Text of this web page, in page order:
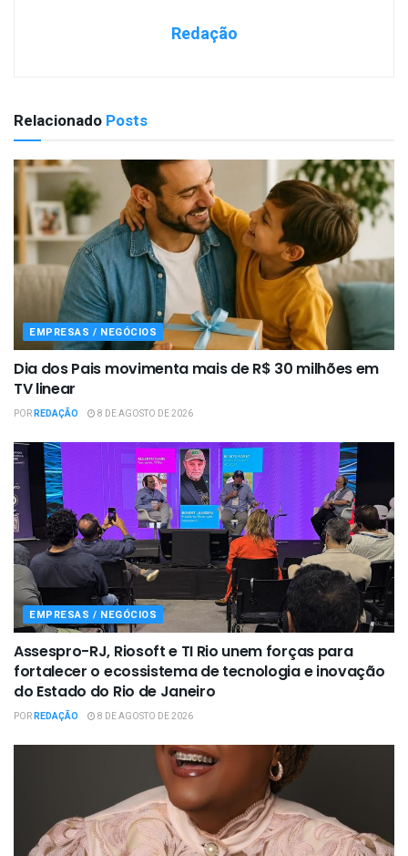
Redação
Relacionado Posts
EMPRESAS / NEGÓCIOS
Dia dos Pais movimenta mais de R$ 30 milhões em
TV linear
PORREDAÇÃO 8 DE AGOSTO DE 2026
EMPRESAS / NEGÓCIOS
Assespro-RJ, Riosoft e TI Rio unem forças para
fortalecer o ecossistema de tecnologia e inovação
do Estado do Rio de Janeiro
PORREDAÇÃO 8 DE AGOSTO DE 2026